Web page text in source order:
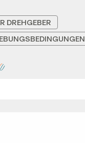
DREHGEBER